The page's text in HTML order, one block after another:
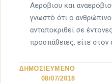
Αερόβιου και
γνωστό ότι ο
ανταποκριθεί σε
προσπάθειες, είτε στον
ΔΗΜΟΣΙΕΥΜΕΝΟ
08/07/2018